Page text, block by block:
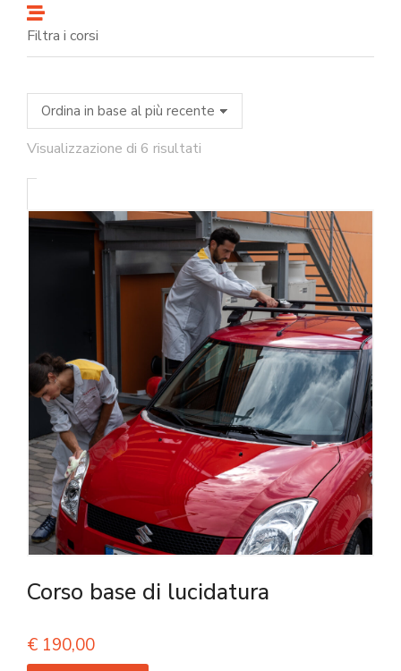
Filtra i corsi
Visualizzazione di 6 risultati
Corso base di lucidatura
€ 190,00